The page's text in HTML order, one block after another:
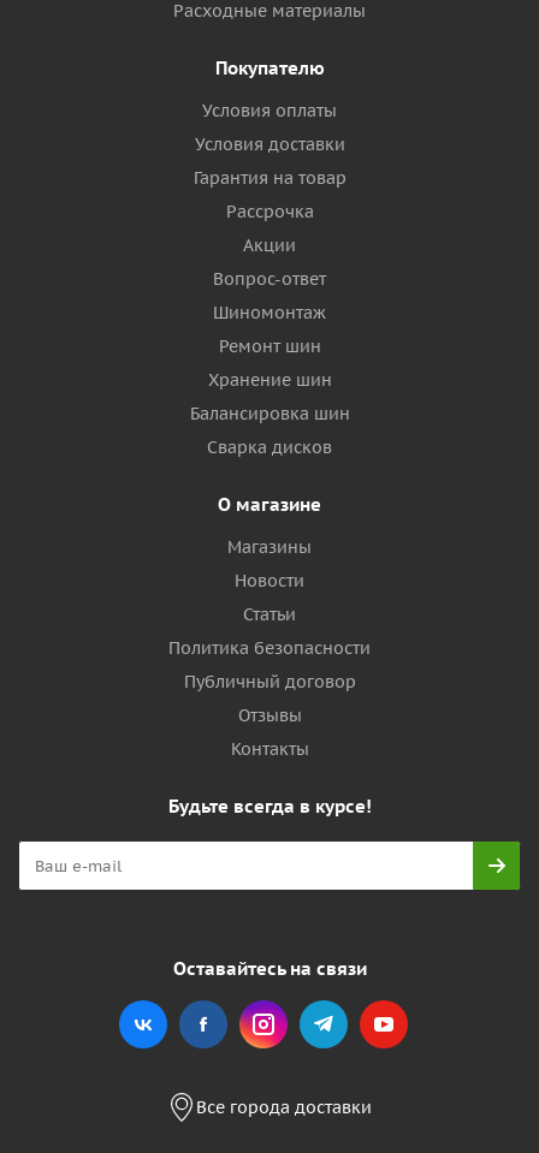
Расходные материалы
Покупателю
Условия оплаты
Условия доставки
Гарантия на товар
Рассрочка
Акции
Вопрос-ответ
Шиномонтаж
Ремонт шин
Хранение шин
Балансировка шин
Сварка дисков
О магазине
Магазины
Новости
Статьи
Политика безопасности
Публичный договор
Отзывы
Контакты
Будьте всегда в курсе!
Оставайтесь на связи
Все города доставки